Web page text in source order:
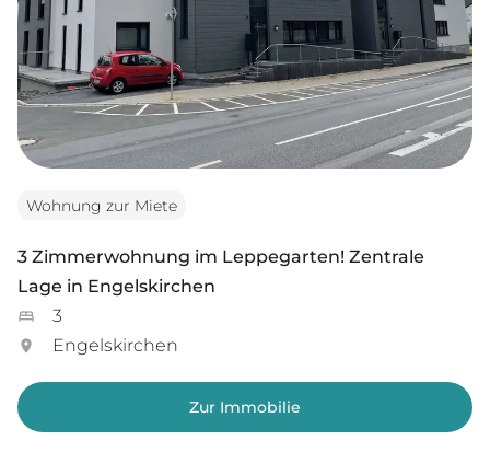
Wohnung zur Miete
3 Zimmerwohnung im Leppegarten! Zentrale
Lage in Engelskirchen
3
Engelskirchen
Zur Immobilie